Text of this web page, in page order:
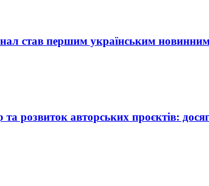
став першим українським
розвиток авторських проєктів: